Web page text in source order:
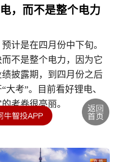
，而不是整个电力
计是在四月份中下旬。
不是整个电力，因为它
披露期，到四月份之后
考”。目前看好锂电、
考卷很亮丽。